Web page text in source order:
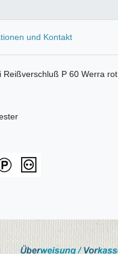
und Kontakt
Reißverschluß P 60 Werra rot